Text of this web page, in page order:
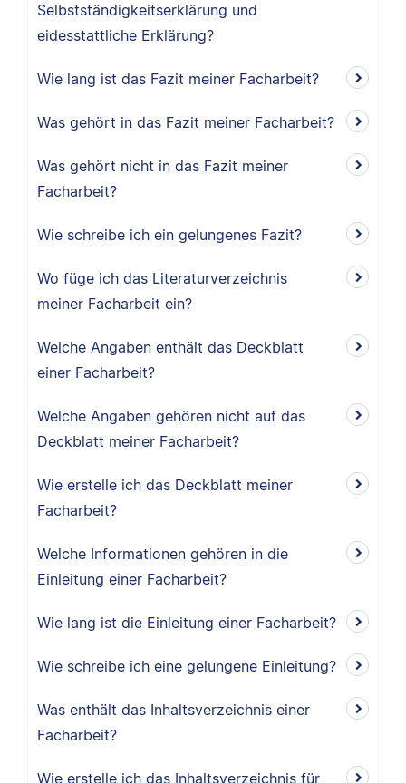
Selbstständigkeitserklärung und
eidesstattliche Erklärung?
Wie lang ist das Fazit meiner Facharbeit?
Was gehört in das Fazit meiner Facharbeit?
Was gehört nicht in das Fazit meiner
Facharbeit?
Wie schreibe ich ein gelungenes Fazit?
Wo füge ich das Literaturverzeichnis
meiner Facharbeit ein?
Welche Angaben enthält das Deckblatt
einer Facharbeit?
Welche Angaben gehören nicht auf das
Deckblatt meiner Facharbeit?
Wie erstelle ich das Deckblatt meiner
Facharbeit?
Welche Informationen gehören in die
Einleitung einer Facharbeit?
Wie lang ist die Einleitung einer Facharbeit?
Wie schreibe ich eine gelungene Einleitung?
Was enthält das Inhaltsverzeichnis einer
Facharbeit?
Wie erstelle ich das Inhaltsverzeichnis für